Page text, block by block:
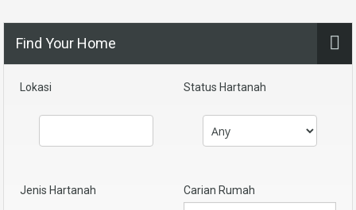
Find Your Home
Lokasi Status Hartanah
Jenis Hartanah Carian Rumah